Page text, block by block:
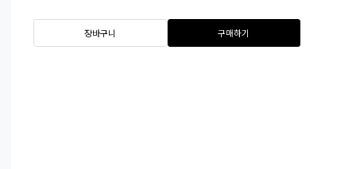
장바구니 구매하기